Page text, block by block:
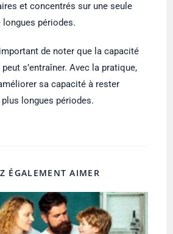
et concentrés sur une seule
longues périodes.
de noter que la capacité
s’entraîner. Avec la pratique,
sa capacité à rester
longues périodes.
ÉGALEMENT AIMER